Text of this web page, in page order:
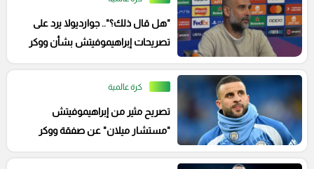
"هل قال ذلك؟".. جوارديولا يرد على
تصريحات إبراهيموفيتش بشأن ووكر
كرة عالمية
تصريح مثير من إبراهيموفيتش
"مستشار ميلان" عن صفقة ووكر